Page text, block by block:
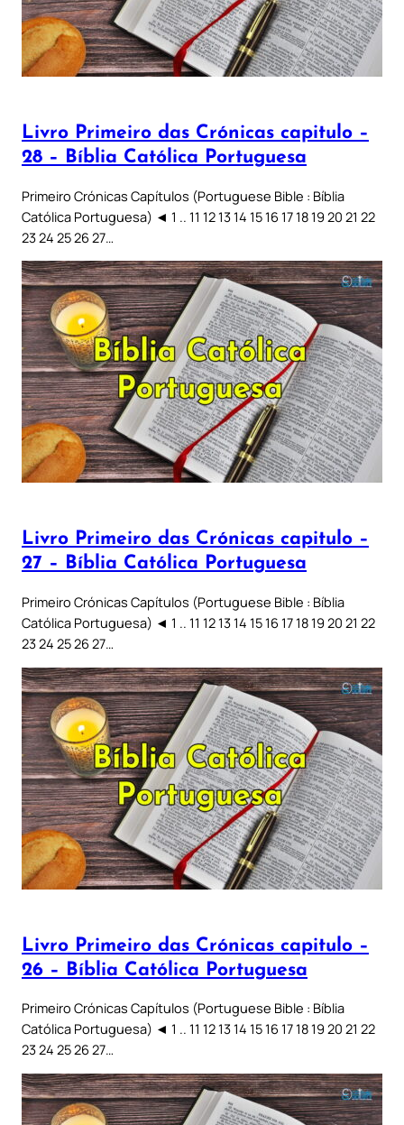
Livro Primeiro das Crónicas capitulo –
28 – Bíblia Católica Portuguesa
Primeiro Crónicas Capítulos (Portuguese Bible : Bíblia
Católica Portuguesa) ◄ 1 .. 11 12 13 14 15 16 17 18 19 20 21 22
23 24 25 26 27…
Livro Primeiro das Crónicas capitulo –
27 – Bíblia Católica Portuguesa
Primeiro Crónicas Capítulos (Portuguese Bible : Bíblia
Católica Portuguesa) ◄ 1 .. 11 12 13 14 15 16 17 18 19 20 21 22
23 24 25 26 27…
Livro Primeiro das Crónicas capitulo –
26 – Bíblia Católica Portuguesa
Primeiro Crónicas Capítulos (Portuguese Bible : Bíblia
Católica Portuguesa) ◄ 1 .. 11 12 13 14 15 16 17 18 19 20 21 22
23 24 25 26 27…